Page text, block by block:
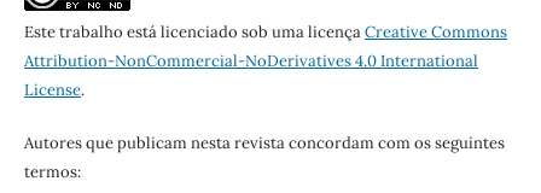
Este trabalho está licenciado sob uma licençaCreative Commons
Attribution-NonCommercial-NoDerivatives 4.0 International
License.
Autores que publicam nesta revista concordam com os seguintes
termos: